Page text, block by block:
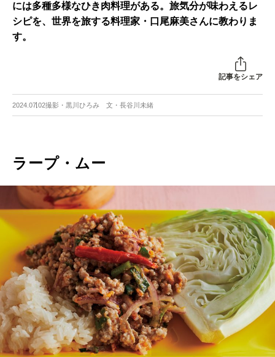
には多種多様なひき肉料理がある。旅気分が味わえるレ
シピを、世界を旅する料理家・口尾麻美さんに教わりま
す。
記事をシェア
2024.07.02撮影・黒川ひろみ 文・長谷川未緒
ラープ・ムー